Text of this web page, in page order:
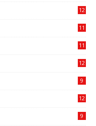
12
11
11
12
9
12
9